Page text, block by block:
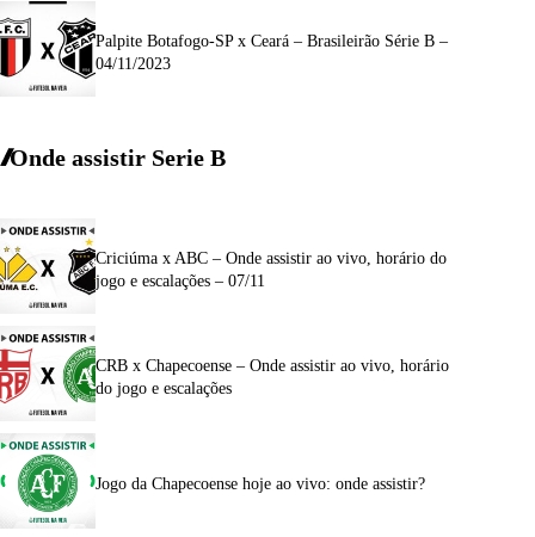
Palpite Botafogo-SP x Ceará – Brasileirão Série B –
04/11/2023
Onde assistir Serie B
Criciúma x ABC – Onde assistir ao vivo, horário do
jogo e escalações – 07/11
CRB x Chapecoense – Onde assistir ao vivo, horário
do jogo e escalações
Jogo da Chapecoense hoje ao vivo: onde assistir?